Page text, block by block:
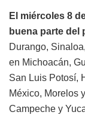
El miércoles 8
buena parte del
Durango,
en Michoacán,
San Luis Potosí,
México, Morelos
Campeche y